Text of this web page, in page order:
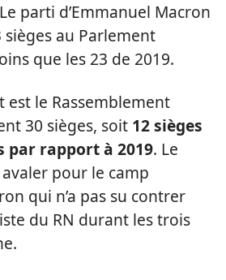
parti d’Emmanuel Macron
au Parlement
que les 23 de 2019.
est le Rassemblement
30 sièges, soit 12 sièges
par rapport à 2019. Le
pour le camp
qui n’a pas su contrer
du RN durant les trois